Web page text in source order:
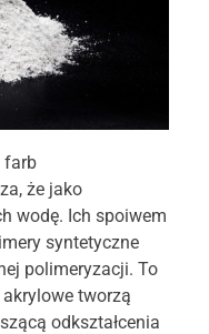
farb
że jako
wodę. Ich spoiwem
syntetyczne
polimeryzacji. To
tworzą
odkształcenia